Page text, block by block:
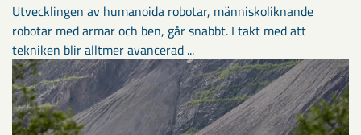
Utvecklingen av humanoida robotar, människoliknande
robotar med armar och ben, går snabbt. I takt med att
tekniken blir alltmer avancerad ...